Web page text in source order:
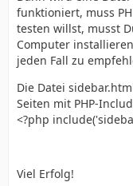
funktioniert, muss
testen willst, musst
Computer
jeden Fall zu
Die Datei
Seiten mit PHP-
<?php
Viel Erfolg!